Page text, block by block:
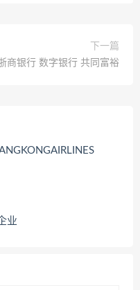
下一篇
商银行 数字银行 共同富裕
业